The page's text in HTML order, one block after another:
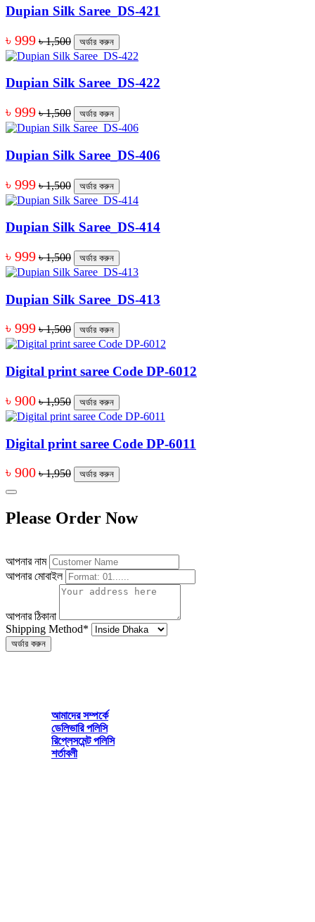
Dupian Silk Saree_DS-421
৳ 999 ৳ 1,500 অর্ডার করুন
Dupian Silk Saree_DS-422
৳ 999 ৳ 1,500 অর্ডার করুন
Dupian Silk Saree_DS-406
৳ 999 ৳ 1,500 অর্ডার করুন
Dupian Silk Saree_DS-414
৳ 999 ৳ 1,500 অর্ডার করুন
Dupian Silk Saree_DS-413
৳ 999 ৳ 1,500 অর্ডার করুন
Digital print saree Code DP-6012
৳ 900 ৳ 1,950 অর্ডার করুন
Digital print saree Code DP-6011
৳ 900 ৳ 1,950 অর্ডার করুন
Please Order Now
আপনার নাম
আপনার মোবাইল
আপনার ঠিকানা
Shipping Method*
অর্ডার করুন
আমাদের সম্পর্কে
ডেলিভারি পলিসি
রিপ্লেসমেন্ট পলিসি
শর্তাবলী